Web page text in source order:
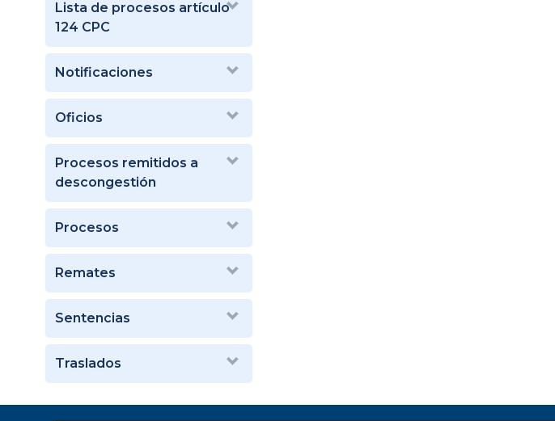
Lista de procesos artículo
124 CPC
Notificaciones
Oficios
Procesos remitidos a
descongestión
Procesos
Remates
Sentencias
Traslados